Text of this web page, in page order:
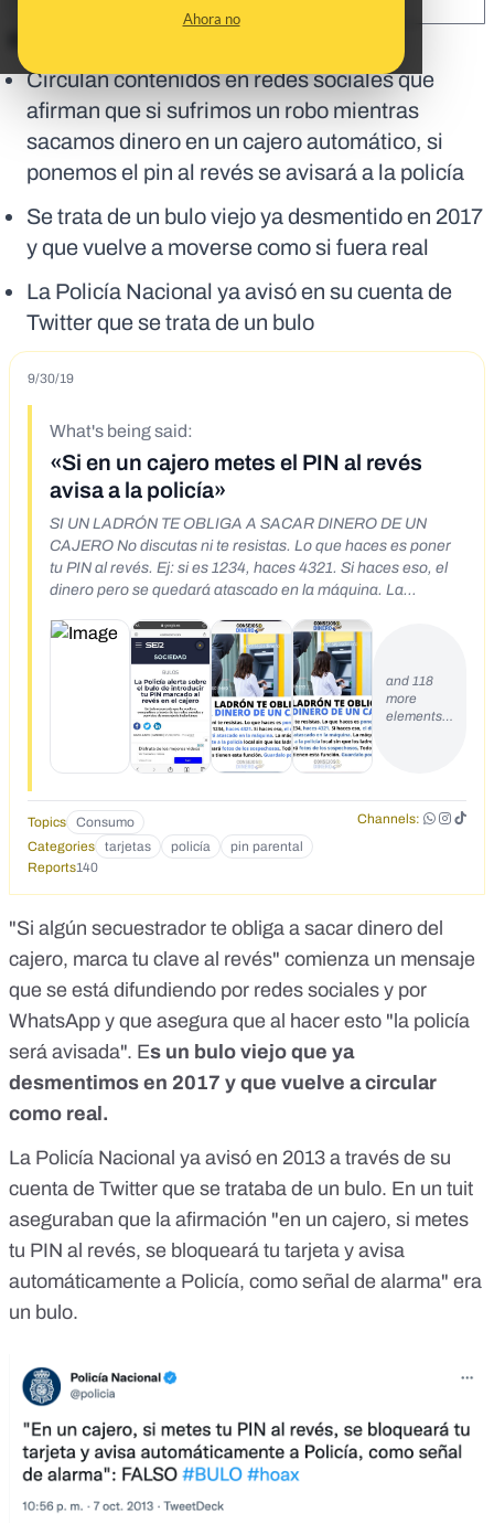
Ahora no
Circulan contenidos en redes sociales que
afirman que si sufrimos un robo mientras
sacamos dinero en un cajero automático, si
ponemos el pin al revés se avisará a la policía
Se trata de un bulo viejo ya desmentido en 2017
y que vuelve a moverse como si fuera real
La Policía Nacional ya avisó en su cuenta de
Twitter que se trata de un bulo
9/30/19
What's being said:
«Si en un cajero metes el PIN al revés
avisa a la policía»
SI UN LADRÓN TE OBLIGA A SACAR DINERO DE UN
CAJERO No discutas ni te resistas. Lo que haces es poner
tu PIN al revés. Ej: si es 1234, haces 4321. Si haces eso, el
dinero pero se quedará atascado en la máquina. La
los ladrones lo sepan y también tomará fotos de los
sospechosos. Todos los cajeros automáticos tienen esta
función. Guardalo por si acaso.
and 118
more
elements…
Topics Consumo
Channels:
Categories
tarjetas policía
pin parental
Reports140
"Si algún secuestrador te obliga a sacar dinero del
cajero, marca tu clave al revés" comienza un mensaje
que se está difundiendo por redes sociales y por
WhatsApp y que asegura que al hacer esto "la policía
será avisada". Es un bulo viejo que ya
desmentimos en 2017 y que vuelve a circular
como real.
La Policía Nacional ya avisó en 2013 a través de su
cuenta de Twitter que se trataba de un bulo. En un tuit
aseguraban que la afirmación "en un cajero, si metes
tu PIN al revés, se bloqueará tu tarjeta y avisa
automáticamente a Policía, como señal de alarma" era
un bulo.